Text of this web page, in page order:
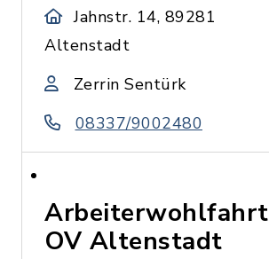
Jahnstr. 14, 89281
Altenstadt
Zerrin Sentürk
08337/9002480
Arbeiterwohlfahrt
OV Altenstadt